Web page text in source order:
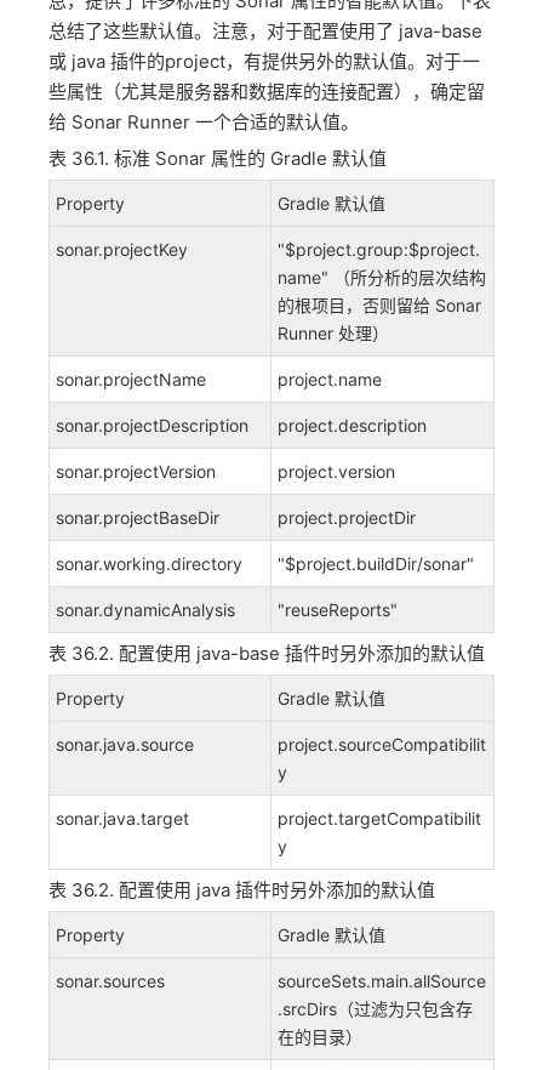
总结了这些默认值。注意，对于配置使用了 java-base
或 java 插件的project，有提供另外的默认值。对于一
些属性（尤其是服务器和数据库的连接配置），确定留
给 Sonar Runner 一个合适的默认值。
表 36.1. 标准 Sonar 属性的 Gradle 默认值
Property Gradle 默认值
sonar.projectKey
"$project.group:$project.
name" （所分析的层次结构
的根项目，否则留给 Sonar
Runner 处理）
sonar.projectName project.name
sonar.projectDescription project.description
sonar.projectVersion project.version
sonar.projectBaseDir project.projectDir
sonar.working.directory "$project.buildDir/sonar"
sonar.dynamicAnalysis "reuseReports"
表 36.2. 配置使用 java-base 插件时另外添加的默认值
Property Gradle 默认值
sonar.java.source
project.sourceCompatibilit
y
sonar.java.target
project.targetCompatibilit
y
表 36.2. 配置使用 java 插件时另外添加的默认值
Property Gradle 默认值
sonar.sources
sourceSets.main.allSource
.srcDirs（过滤为只包含存
在的目录）